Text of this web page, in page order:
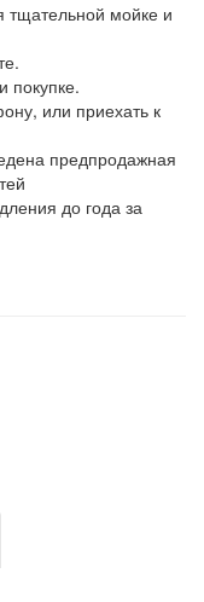
тщательной мойке и
покупке.
или приехать к
предпродажная
до года за